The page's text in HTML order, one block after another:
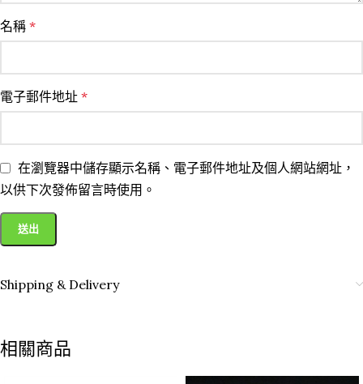
名稱 *
電子郵件地址 *
在瀏覽器中儲存顯示名稱、電子郵件地址及個人網站網址，
以供下次發佈留言時使用。
Shipping & Delivery
相關商品